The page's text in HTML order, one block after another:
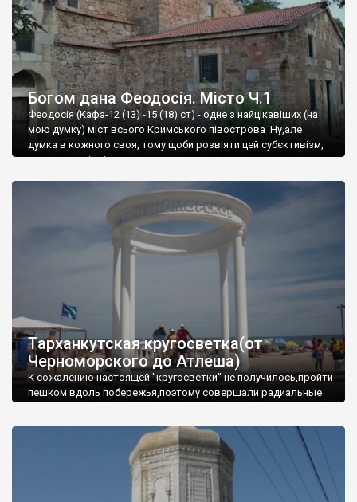
Богом дана Феодосія. Місто Ч.1
Феодосія (Кафа-12 (13) -15 (18) ст) - одне з найцікавіших (на
мою думку) міст всього Кримського півострова .Ну,але
думка в кожного своя, тому щоби розвіяти цей субєктивізм,
запрошую відвідати це
Тарханкутская кругосветка(от
Черноморского до Атлеша)
К сожалению настоящей "кругосветки" не получилось,пройти
пешком вдоль побережья,поэтому совершали радиальные